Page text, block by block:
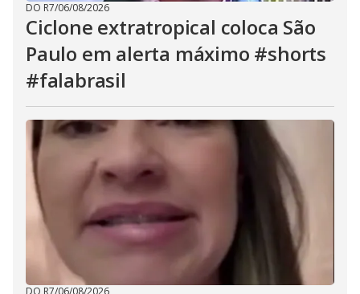
DO R7/06/08/2026
Ciclone extratropical coloca São
Paulo em alerta máximo #shorts
#falabrasil
DO R7/06/08/2026